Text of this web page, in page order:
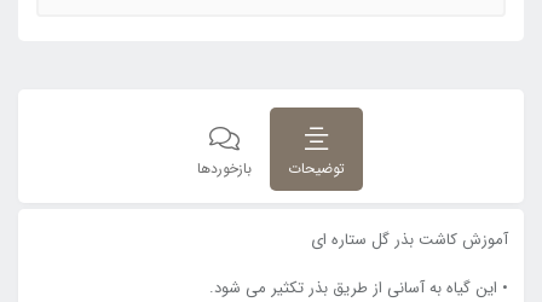
توضیحات بازخوردها
آموزش کاشت بذر گل ستاره ای
• این گیاه به آسانی از طریق بذر تکثیر می شود.